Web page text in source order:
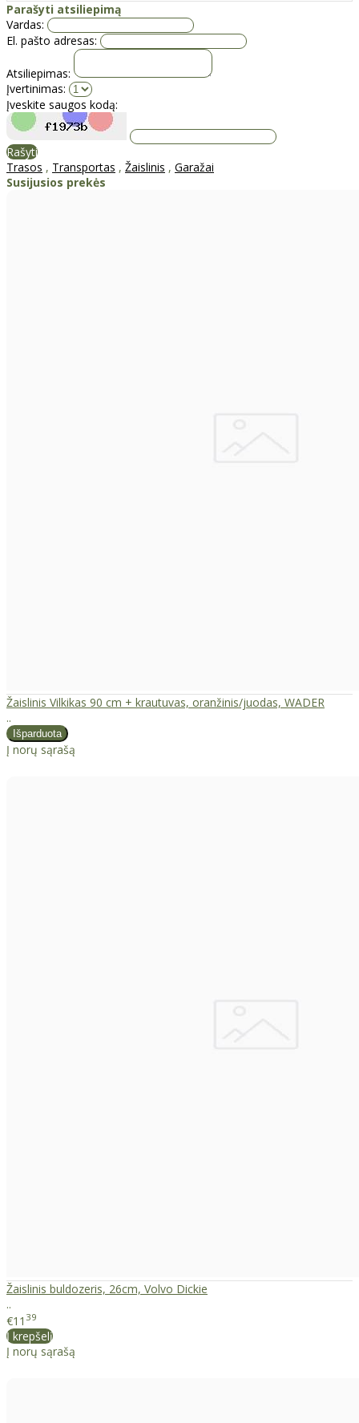
Parašyti atsiliepimą
Vardas:
El. pašto adresas:
Atsiliepimas:
Įvertinimas:
Įveskite saugos kodą:
Rašyti
Trasos , Transportas , Žaislinis , Garažai
Susijusios prekės
Žaislinis Vilkikas 90 cm + krautuvas, oranžinis/juodas, WADER
..
Į norų sąrašą
Žaislinis buldozeris, 26cm, Volvo Dickie
..
€11 39
Į krepšelį
Į norų sąrašą